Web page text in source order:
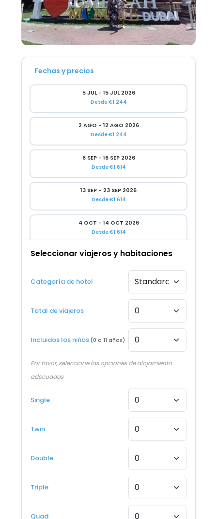
Fechas y precios
5 JUL - 15 JUL 2026
Desde €1.244
2 AGO - 12 AGO 2026
Desde €1.244
6 SEP - 16 SEP 2026
Desde €1.614
13 SEP - 23 SEP 2026
Desde €1.614
4 OCT - 14 OCT 2026
Desde €1.614
11 OCT - 21 OCT 2026
22 NOV - 2 DIC 2026
6 DIC - 16 DIC 2026
Desde €1.614
3 ENE - 13 ENE 2027
10 ENE - 20 ENE 2027
14 MAR - 24 MAR 2027
4 ABR - 14 ABR 2027
Seleccionar viajeros y habitaciones
Categoría de hotel
Total de viajeros
Incluidos los niños (0 a 11 años)
Por favor, seleccione las opciones de alojamiento
adecuadas
Single
Twin
Double
Triple
Quad